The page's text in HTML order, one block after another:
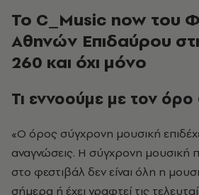
Το C_Music now του
Αθηνών Επιδαύρου
260 και όχι μόνο
Τι εννοούμε με τον
«Ο όρος σύγχρονη μουσική επιδέχεται πολλαπλές
αναγνώσεις. Η σύγχρονη μουσική
στο φεστιβάλ δεν είναι όλη η
σήμερα ή έχει γραφτεί τις